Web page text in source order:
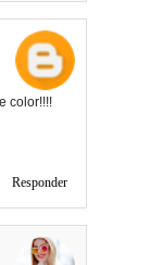
color!!!!
Responder